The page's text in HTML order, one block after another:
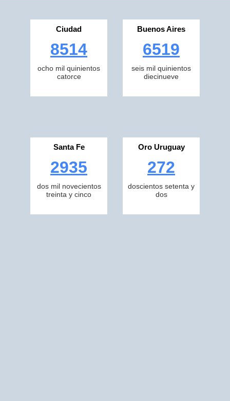
Ciudad
8514
ocho mil quinientos
catorce
Buenos Aires
6519
seis mil quinientos
diecinueve
Santa Fe
2935
dos mil novecientos
treinta y cinco
Oro Uruguay
272
doscientos setenta y
dos